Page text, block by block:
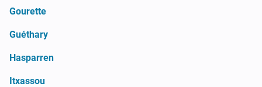
Gourette
Guéthary
Hasparren
Itxassou